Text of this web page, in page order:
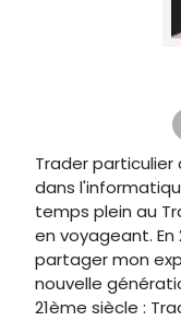
Trader particulier
dans
temps plein au
en voyageant. En
partager mon
nouvelle
21ème siècle :